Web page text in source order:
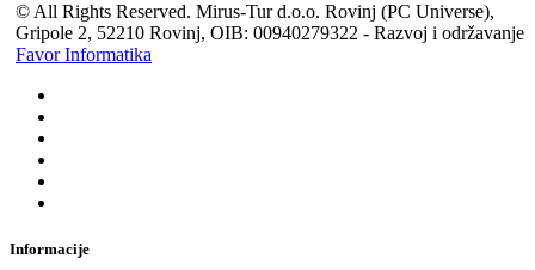
© All Rights Reserved. Mirus-Tur d.o.o. Rovinj (PC Universe),
Gripole 2, 52210 Rovinj, OIB: 00940279322 - Razvoj i održavanje
Favor Informatika
Informacije